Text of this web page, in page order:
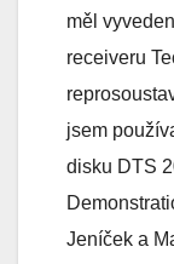
měl
receiveru
jsem
disku DTS
Jeníček a